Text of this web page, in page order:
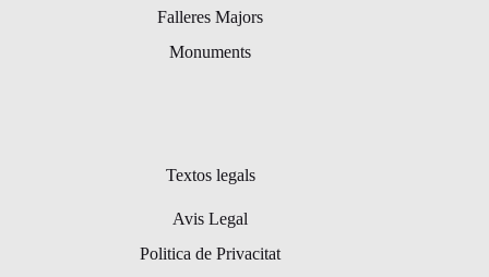
Falleres Majors
Monuments
Textos legals
Avis Legal
Politica de Privacitat